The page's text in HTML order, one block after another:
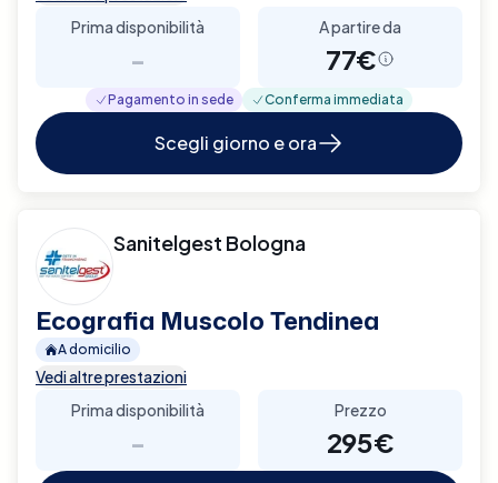
Prima disponibilità
-
A partire da
77€
Pagamento in sede Conferma immediata
Scegli giorno e ora
Sanitelgest Bologna
Ecografia Muscolo Tendinea
A domicilio
Vedi altre prestazioni
Prima disponibilità
-
Prezzo
295€